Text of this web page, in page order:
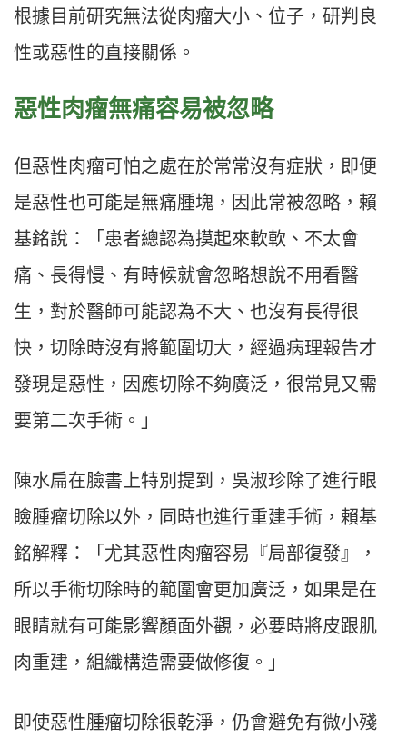
根據目前研究無法從肉瘤大小、位子，研判良
性或惡性的直接關係。
惡性肉瘤無痛容易被忽略
但惡性肉瘤可怕之處在於常常沒有症狀，即便
是惡性也可能是無痛腫塊，因此常被忽略，賴
基銘說：「患者總認為摸起來軟軟、不太會
痛、長得慢、有時候就會忽略想說不用看醫
生，對於醫師可能認為不大、也沒有長得很
快，切除時沒有將範圍切大，經過病理報告才
發現是惡性，因應切除不夠廣泛，很常見又需
要第二次手術。」
陳水扁在臉書上特別提到，吳淑珍除了進行眼
瞼腫瘤切除以外，同時也進行重建手術，賴基
銘解釋：「尤其惡性肉瘤容易『局部復發』，
所以手術切除時的範圍會更加廣泛，如果是在
眼睛就有可能影響顏面外觀，必要時將皮跟肌
肉重建，組織構造需要做修復。」
即使惡性腫瘤切除很乾淨，仍會避免有微小殘